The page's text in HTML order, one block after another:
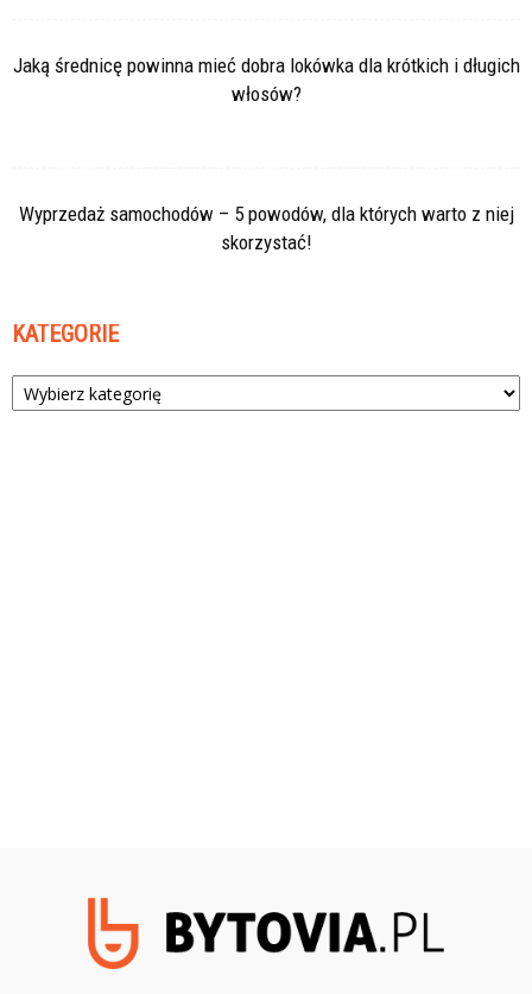
Jaką średnicę powinna mieć dobra lokówka dla krótkich i długich
włosów?
Wyprzedaż samochodów – 5 powodów, dla których warto z niej
skorzystać!
KATEGORIE
Kategorie